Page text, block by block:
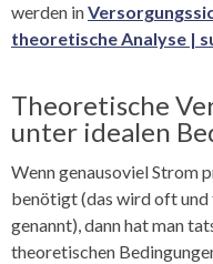
werden in
theoretische Analyse |
Theoretische
unter idealen
Wenn genausoviel Strom
benötigt (das wird oft und
genannt), dann hat man
theoretischen